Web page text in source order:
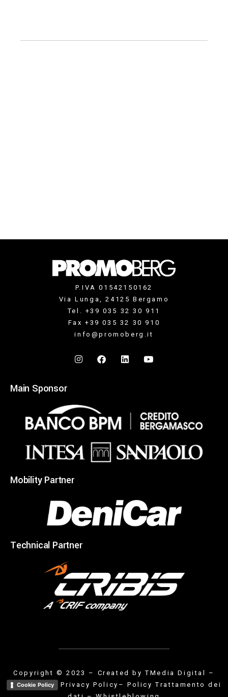
P.IVA 01542150162
Via Lunga, 24125 Bergamo
Tel. +39 035 32 30 911
Fax +39 035 32 30 910
info@promoberg.it
Main Sponsor
Mobility Partner
Technical Partner
Copyright © 2023 – Created byTMedia Digital –
Cookie Policy Privacy Policy – Policy Trattamento dei